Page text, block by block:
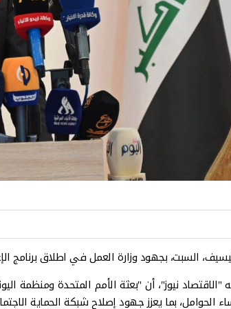
السبت، بجهود وزارة العمل في اطلاق برنامج
"الاقتصاد نيوز"، أن "بعثة الأمم المتحدة